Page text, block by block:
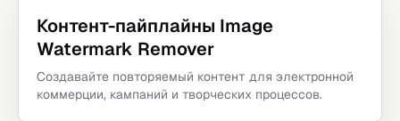
Контент-пайплайны Image
Watermark Remover
Создавайте повторяемый контент для электронной
коммерции, кампаний и творческих процессов.